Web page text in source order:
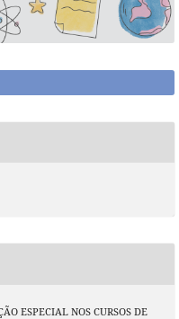
ESPECIAL NOS CURSOS DE